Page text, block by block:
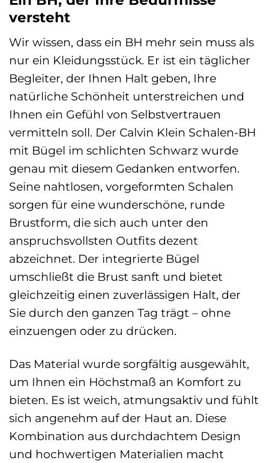
versteht
Wir wissen, dass ein BH mehr sein muss als
nur ein Kleidungsstück. Er ist ein täglicher
Begleiter, der Ihnen Halt geben, Ihre
natürliche Schönheit unterstreichen und
Ihnen ein Gefühl von Selbstvertrauen
vermitteln soll. Der Calvin Klein Schalen-BH
mit Bügel im schlichten Schwarz wurde
genau mit diesem Gedanken entworfen.
Seine nahtlosen, vorgeformten Schalen
sorgen für eine wunderschöne, runde
Brustform, die sich auch unter den
anspruchsvollsten Outfits dezent
abzeichnet. Der integrierte Bügel
umschließt die Brust sanft und bietet
gleichzeitig einen zuverlässigen Halt, der
Sie durch den ganzen Tag trägt – ohne
einzuengen oder zu drücken.
Das Material wurde sorgfältig ausgewählt,
um Ihnen ein Höchstmaß an Komfort zu
bieten. Es ist weich, atmungsaktiv und fühlt
sich angenehm auf der Haut an. Diese
Kombination aus durchdachtem Design
und hochwertigen Materialien macht